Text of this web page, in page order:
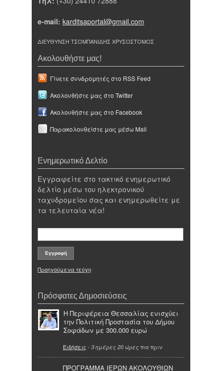
e-mail: karditsaportal@gmail.com
ΔΙΕΥΘΥΝΣΗ ΤΣΟΜΠΑΝΙΔΗΣ ΧΡΥΣΟΣΤΟΜΟΣ
Ακολουθήστε μας!
Γίνετε συνδρομητές στο RSS Feed
Ακολουθήστε μας στο Twitter
Ακολουθήστε μας στο Facebook
Παρακολουθείστε μας μέσω Mail
Ενημερωτικό Δελτίο
Εγγραφείτε στο τακτικό ενημερωτικό
δελτίο μέσω του ηλεκτρονικού
ταχυδρομείου σας και ενημερωθείτε με
τα τελευταία νέα!
Προηγούμενα τεύχη
Πρόσφατες Δημοσιεύσεις
Η Περιφέρεια Θεσσαλίας ενισχύει
την Πολιτική Προστασία του Δήμου
Σοφάδων με 300.000 ευρώ
Ειδήσεις - 3 ημέρες 20 ώρες πιο πριν
ΠΡΟΓΡΑΜΜΑ ΙΕΡΩΝ ΑΚΟΛΟΥΘΙΩΝ